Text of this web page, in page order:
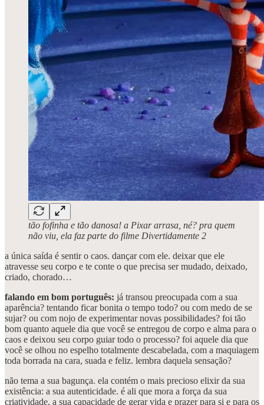
tão fofinha e tão danosa! a Pixar arrasa, né? pra quem
não viu, ela faz parte do filme Divertidamente 2
a única saída é sentir o caos. dançar com ele. deixar que ele
atravesse seu corpo e te conte o que precisa ser mudado, deixado,
criado, chorado…
falando em bom português: já transou preocupada com a sua
aparência? tentando ficar bonita o tempo todo? ou com medo de se
sujar? ou com nojo de experimentar novas possibilidades? foi tão
bom quanto aquele dia que você se entregou de corpo e alma para o
caos e deixou seu corpo guiar todo o processo? foi aquele dia que
você se olhou no espelho totalmente descabelada, com a maquiagem
toda borrada na cara, suada e feliz. lembra daquela sensação?
não tema a sua bagunça. ela contém o mais precioso elixir da sua
existência: a sua autenticidade. é ali que mora a força da sua
criatividade, a sua capacidade de gerar vida e prazer para si e para os